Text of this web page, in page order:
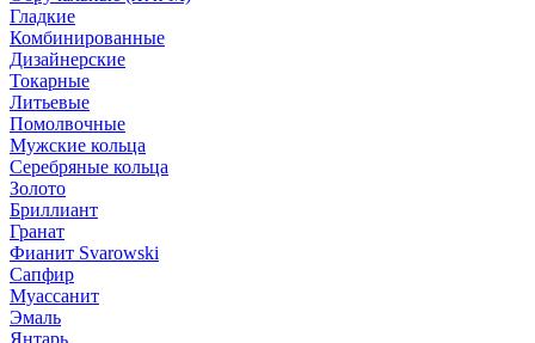
Гладкие
Комбинированные
Дизайнерские
Токарные
Литьевые
Помолвочные
Мужские кольца
Серебряные кольца
Золото
Бриллиант
Гранат
Фианит Svarowski
Сапфир
Муассанит
Эмаль
Янтарь